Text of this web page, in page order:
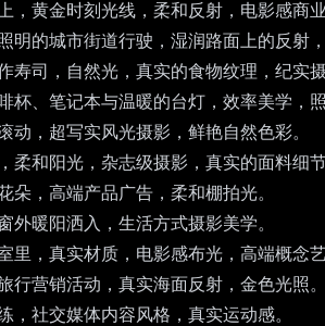
，黄金时刻光线，柔和反射，电影感商
明的城市街道行驶，湿润路面上的反射
寿司，自然光，真实的食物纹理，纪实摄
杯、笔记本与温暖的台灯，效率美学，
动，超写实风光摄影，鲜艳自然色彩。
柔和阳光，杂志级摄影，真实的面料细节
朵，高端产品广告，柔和棚拍光。
外暖阳洒入，生活方式摄影美学。
里，真实材质，电影感布光，高端概念艺
行营销活动，真实海面反射，金色光照。
，社交媒体内容风格，真实运动感。